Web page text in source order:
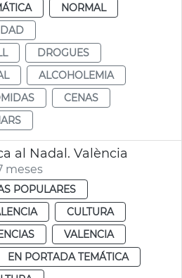
NORMAL
DROGUES
ALCOHOLEMIA
CENAS
al Nadal. València
meses
POPULARES
CULTURA
VALENCIA
EN PORTADA TEMÁTICA